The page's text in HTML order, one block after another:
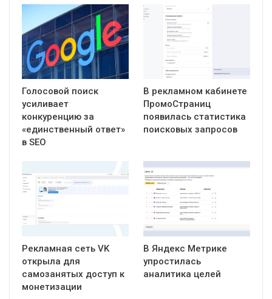
Голосовой поиск
усиливает
конкуренцию за
«единственный ответ»
в SEO
В рекламном кабинете
ПромоСтраниц
появилась статистика
поисковых запросов
Рекламная сеть VK
открыла для
самозанятых доступ к
монетизации
В Яндекс Метрике
упростилась
аналитика целей